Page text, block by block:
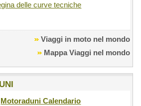
delle curve tecniche
Viaggi in moto nel mondo
Mappa Viaggi nel mondo
Motoraduni Calendario